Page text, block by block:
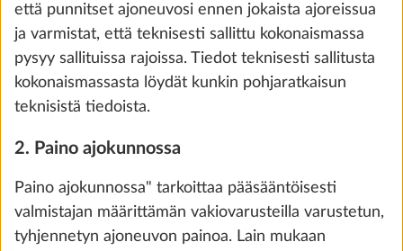
Painolasti 2 000 kg, teknisillä muutoksilla
hopea
1 340 €
Lisää
että punnitset ajoneuvosi ennen jokaista ajoreissua
ja varmistat, että teknisesti sallittu kokonaismassa
pysyy sallituissa rajoissa. Tiedot teknisesti sallitusta
kokonaismassasta löydät kunkin pohjaratkaisun
teknisistä tiedoista.
2. Paino ajokunnossa
Paino ajokunnossa" tarkoittaa pääsääntöisesti
valmistajan määrittämän vakiovarusteilla varustetun,
tyhjennetyn ajoneuvon painoa. Lain mukaan